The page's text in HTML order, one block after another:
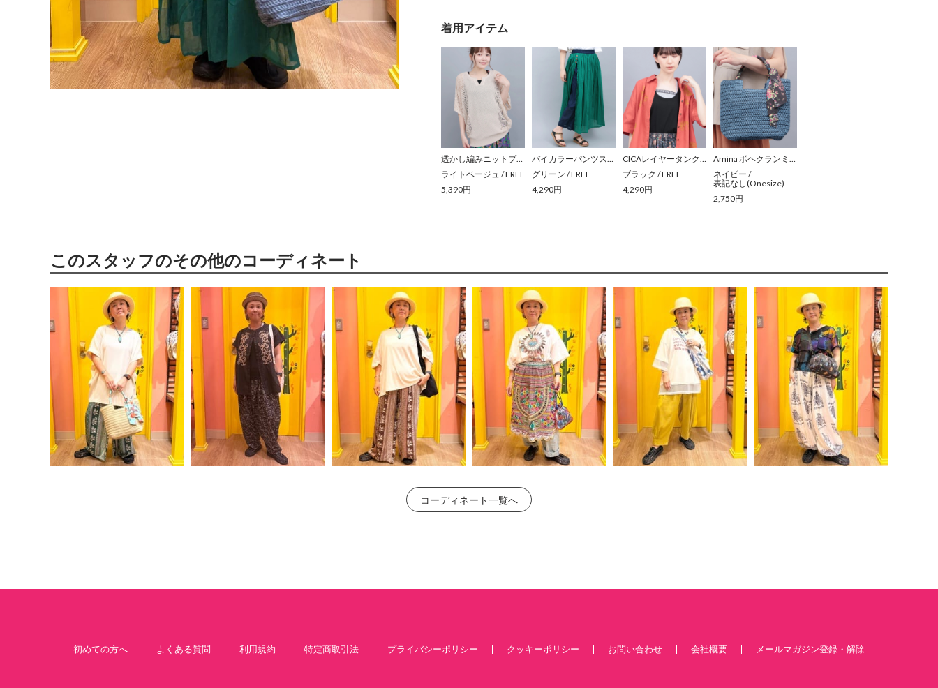
着用アイテム
透かし編みニットプルオーバー
ライトベージュ /FREE
5,390円
グリーン /FREE
4,290円
ブラック /FREE
4,290円
ネイビー /
表記なし(Onesize)
2,750円
このスタッフのその他のコーディネート
コーディネート一覧へ
初めての方へ よくある質問 利用規約 特定商取引法 プライバシーポリシー クッキーポリシー お問い合わせ 会社概要 メールマガジン登録・解除